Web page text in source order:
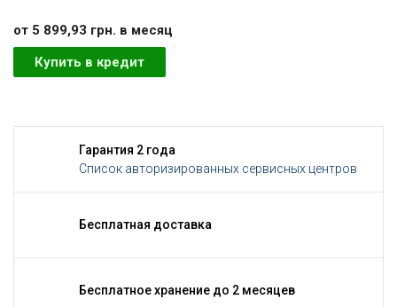
от 5 899,93 грн. в месяц
Купить в кредит
Гарантия 2 года
Список авторизированных сервисных центров
Бесплатная доставка
Бесплатное хранение до 2 месяцев